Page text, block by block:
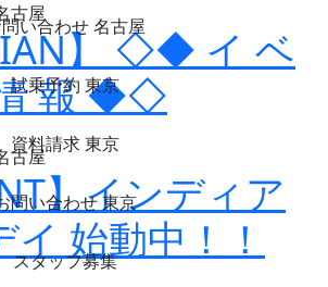
い合わせ 名古屋
試乗予約 東京
資料請求 東京
問い合わせ 東京
スタッフ募集
古屋
】 ◇◆ イ ベ
報 ◆◇
古屋
】インディア
イ 始動中！！